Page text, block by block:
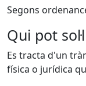
Segons
Qui pot
Es tracta d'un
física o jurídica